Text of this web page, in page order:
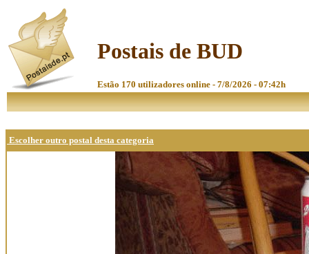
Postais de BUD
Estão 170 utilizadores online - 7/8/2026 - 07:42h
Escolher outro postal desta categoria